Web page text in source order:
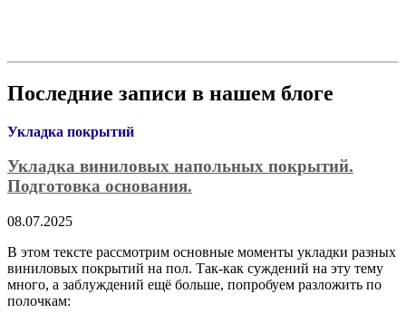
Последние записи в нашем блоге
Укладка покрытий
Укладка виниловых напольных покрытий.
Подготовка основания.
08.07.2025
В этом тексте рассмотрим основные моменты укладки разных
виниловых покрытий на пол. Так-как суждений на эту тему
много, а заблуждений ещё больше, попробуем разложить по
полочкам: